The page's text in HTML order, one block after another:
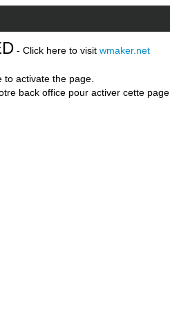
- Click here to visit wmaker.net
activate the page.
back office pour activer cette page.